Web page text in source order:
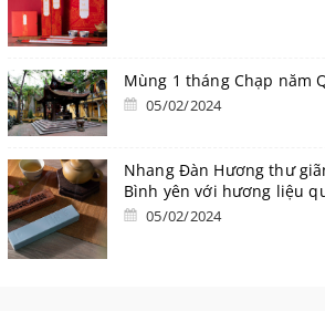
Mùng 1 tháng Chạp năm
05/02/2024
Nhang Đàn Hương thư
Bình yên với hương liệu
05/02/2024